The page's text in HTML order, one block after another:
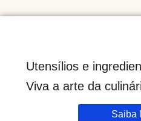
Utensílios e
Viva a arte da
Saiba